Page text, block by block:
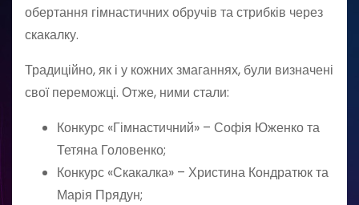
обертання гімнастичних обручів та стрибків через
скакалку.
Традиційно, як і у кожних змаганнях, були визначені
свої переможці. Отже, ними стали:
Конкурс «Гімнастичний» – Софія Юженко та
Тетяна Головенко;
Конкурс «Скакалка» – Христина Кондратюк та
Марія Прядун;